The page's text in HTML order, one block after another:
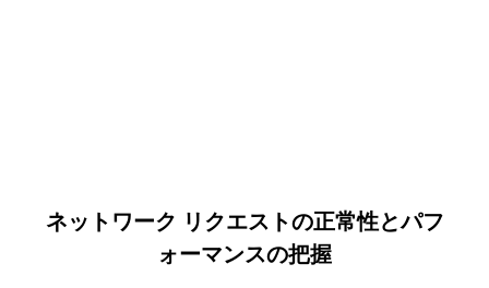
ネットワーク リクエストの正常性とパフ
ォーマンスの把握